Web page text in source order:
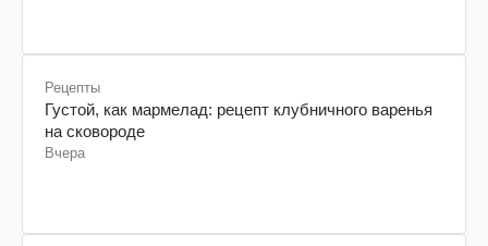
Рецепты
Густой, как мармелад: рецепт клубничного варенья
на сковороде
Вчера